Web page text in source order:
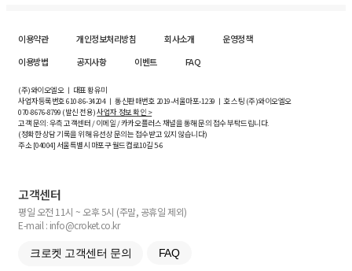
이용약관 개인정보처리방침 회사소개
운영정책
이용방법
공지사항 이벤트 FAQ
(주)와이오엘오 ㅣ 대표 황유미
사업자등록번호610-86-34204ㅣ 통신판매번호 2019-서울마포-1239 ㅣ 호스팅 (주)와이오엘오
070-8676-8799 (발신 전용)사업자 정보 확인 >
고객 문의: 우측 고객센터 / 이메일 / 카카오플러스 채널을 통해 문의 접수 부탁드립니다.
(정확한 상담 기록을 위해 유선상 문의는 접수받고 있지 않습니다)
주소 [04004] 서울특별시 마포구 월드컵로10길5-6
고객센터
평일 오전 11시 ~ 오후 5시 (주말, 공휴일 제외)
E-mail : info@croket.co.kr
크로켓 고객센터 문의 FAQ